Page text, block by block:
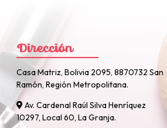
Dirección
Casa Matriz, Bolivia 2095, 8870732 San
Ramón, Región Metropolitana.
Av. Cardenal Raúl Silva Henríquez
10297, Local 60, La Granja.